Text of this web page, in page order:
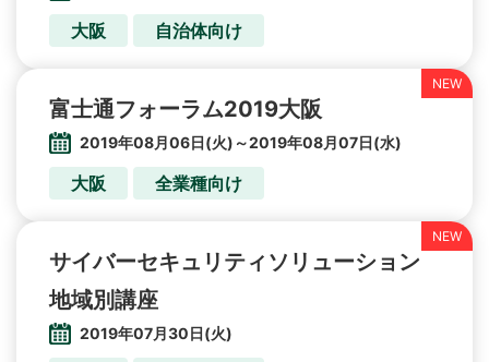
大阪 自治体向け
富士通フォーラム2019大阪
2019年08月06日(火)～2019年08月07日(水)
大阪 全業種向け
サイバーセキュリティソリューション
地域別講座
2019年07月30日(火)